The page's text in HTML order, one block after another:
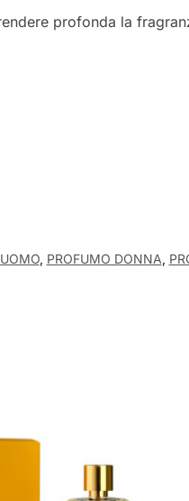
profonda la
, PROFUMO DONNA,